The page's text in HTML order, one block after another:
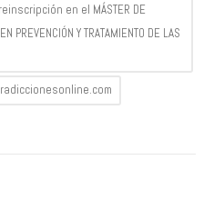
en el MÁSTER DE
PREVENCIÓN Y TRATAMIENTO DE LAS